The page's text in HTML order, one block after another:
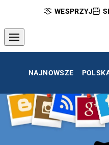
WESPRZYJ
NAJNOWSZE